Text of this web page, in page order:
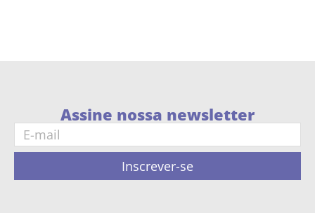
Assine nossa newsletter
Inscrever-se